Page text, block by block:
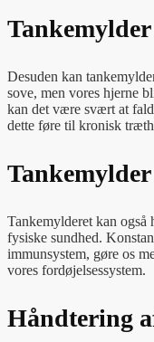
Desuden kan
sove, men vores hjerne
kan det være svært at
dette føre til kronisk
Tankemylderet kan
fysiske sundhed.
immunsystem, gøre os
vores fordøjelsessystem.
Håndtering